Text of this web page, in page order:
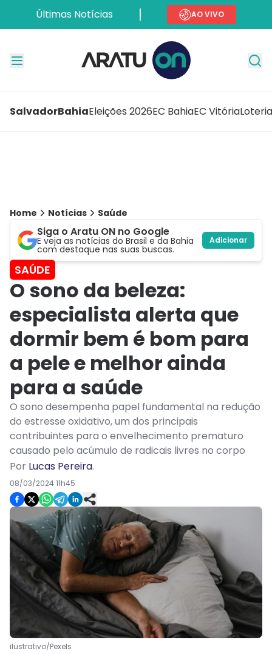
Últimas Notícias AO VIVO
SalvadorBahiaEleições 2026EC BahiaEC Vitória
Home Notícias Saúde
Siga o Aratu ON no Google
E veja as notícias do Brasil e da Bahia
com destaque nas suas buscas.
Adicionar
SAÚDE
O sono da beleza:
especialista alerta que
dormir bem é bom para
a pele e melhor ainda
para a saúde
O sono desempenha papel fundamental na redução
do estresse oxidativo, um dos principais
contribuintes para o envelhecimento prematuro
causado pelo acúmulo de radicais livres no corpo
Por Lucas Pereira.
08/03/2024 11h45
ilustrativo/Pexels